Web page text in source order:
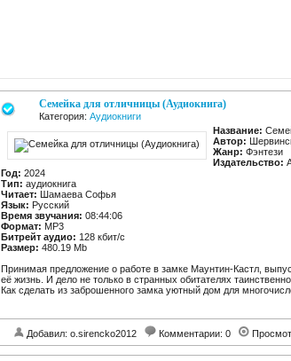
Семейка для отличницы (Аудиокнига)
Категория: Аудиокниги
Название:
Автор:
Жанр: Фэнтези
Издательство:
Год: 2024
Тип: аудиокнига
Читает: Шамаева Софья
Язык: Русский
Время звучания: 08:44:06
Формат: MP3
Битрейт аудио: 128 кбит/c
Размер: 480.19 Mb
Принимая предложение о работе в замке Маунтин-Кастл,
её жизнь. И дело не только в странных обитателях
Как сделать из заброшенного замка уютный дом для
Добавил: o.sirencko2012 Комментарии: 0